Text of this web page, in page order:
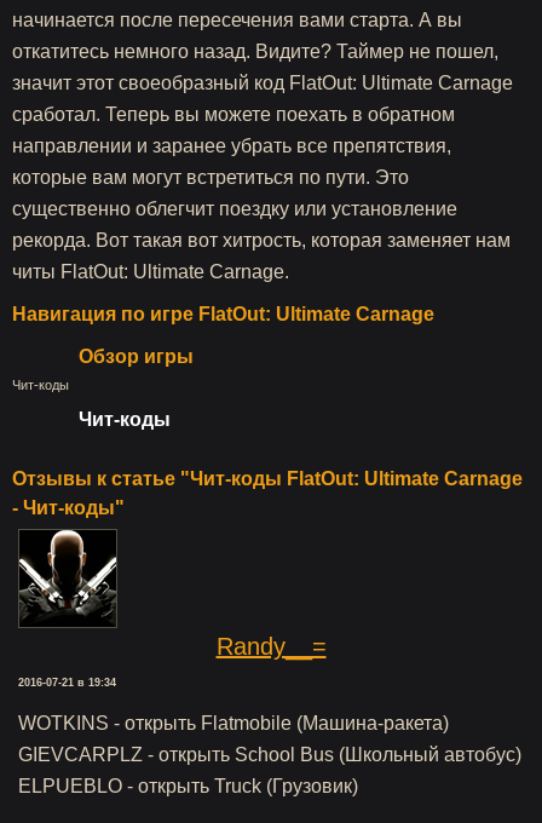
начинается после пересечения вами старта. А вы
откатитесь немного назад. Видите? Таймер не пошел,
значит этот своеобразный код FlatOut: Ultimate Carnage
сработал. Теперь вы можете поехать в обратном
направлении и заранее убрать все препятствия,
которые вам могут встретиться по пути. Это
существенно облегчит поездку или установление
рекорда. Вот такая вот хитрость, которая заменяет нам
читы FlatOut: Ultimate Carnage.
Навигация по игре FlatOut: Ultimate Carnage
Обзор игры
Чит-коды
Чит-коды
Отзывы к статье "Чит-коды FlatOut: Ultimate Carnage
- Чит-коды"
Randy__=
2016-07-21 в 19:34
WOTKINS - открыть Flatmobile (Машина-ракета)
GIEVCARPLZ - открыть School Bus (Школьный автобус)
ELPUEBLO - открыть Truck (Грузовик)